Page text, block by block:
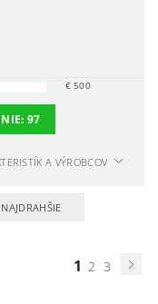
€500
97
A VÝROBCOV
NAJDRAHŠIE
1 2 3